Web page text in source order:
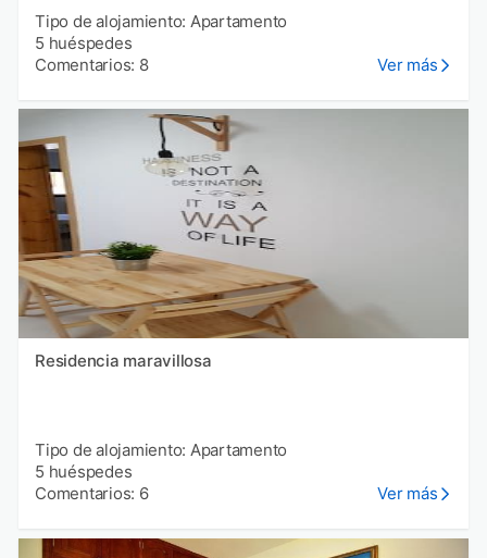
Tipo de alojamiento: Apartamento
5 huéspedes
Comentarios: 8
Ver más
Residencia maravillosa
Tipo de alojamiento: Apartamento
5 huéspedes
Comentarios: 6
Ver más